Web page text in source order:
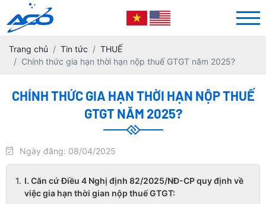
Trang chủ Tin tức
THUẾ
Chính thức gia hạn thời hạn nộp thuế GTGT năm 2025?
CHÍNH THỨC GIA HẠN THỜI HẠN NỘP THUẾ
GTGT NĂM 2025?
Ngày đăng: 08/04/2025
I. Căn cứ Điều 4 Nghị định 82/2025/NĐ-CP quy định về
việc gia hạn thời gian nộp thuế GTGT: